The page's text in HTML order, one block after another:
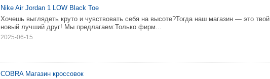
Nike Air Jordan 1 LOW Black Toe
Хочешь выглядеть круто и чувствовать себя на высоте?Тогда наш магазин — это твой
новый лучший друг! Мы предлагаем:Только фирм...
2025-06-15
COBRA Магазин кроссовок